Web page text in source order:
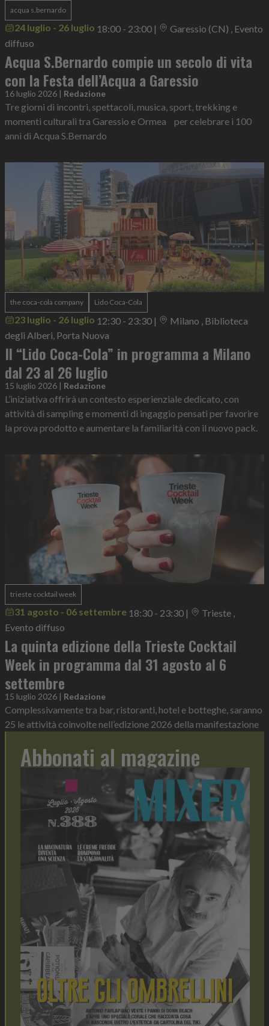
acqua s.bernardo
24 luglio - 26 luglio 18:00 - 23:00 |
Garessio (CN) , Evento
diffuso
Acqua S.Bernardo compie un secolo di vita
con la Festa dell’Acqua a Garessio
16 luglio 2026 | Redazione
Tre giorni di incontri, spettacoli, musica, sport, trekking e
momenti culturali tra Garessio e Ormea per celebrare i 100
anni di Acqua S.Bernardo
the coca-cola company Lido Coca-Cola
23 luglio - 26 luglio 12:30 - 23:30 |
Milano , Biblioteca
degli Alberi, Porta Nuova
Il “Lido Coca-Cola” in programma a Milano
dal 23 al 26 luglio
15 luglio 2026 | Redazione
L’iniziativa offrirà un contesto esperienziale dedicato, con
attività di sampling e momenti di ingaggio pensati per favorire
la prova prodotto e aumentare la familiarità con il nuovo pack.
trieste cocktail week
31 agosto - 06 settembre 18:30 - 23:30 |
Trieste ,
Evento diffuso
La quinta edizione della Trieste Cocktail
Week in programma dal 31 agosto al 6
settembre
15 luglio 2026 | Redazione
Complessivamente tra bar, ristoranti, hotel e botteghe, saranno
25 le attività coinvolte nell’edizione 2026 della manifestazione
Abbonati al magazine